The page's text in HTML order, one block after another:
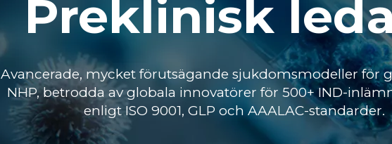
Preklinisk
Avancerade, mycket förutsägande sjukdomsmodeller för
NHP, betrodda av globala innovatörer för 500+ IND-
enligt ISO 9001, GLP och AAALAC-standarder.